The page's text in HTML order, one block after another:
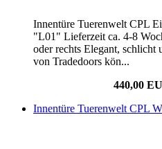
Innentüre Tuerenwelt CPL
"L01" Lieferzeit ca. 4-8
oder rechts Elegant, schlicht
von Tradedoors kön...
440,00
Innentüre Tuerenwelt CPL